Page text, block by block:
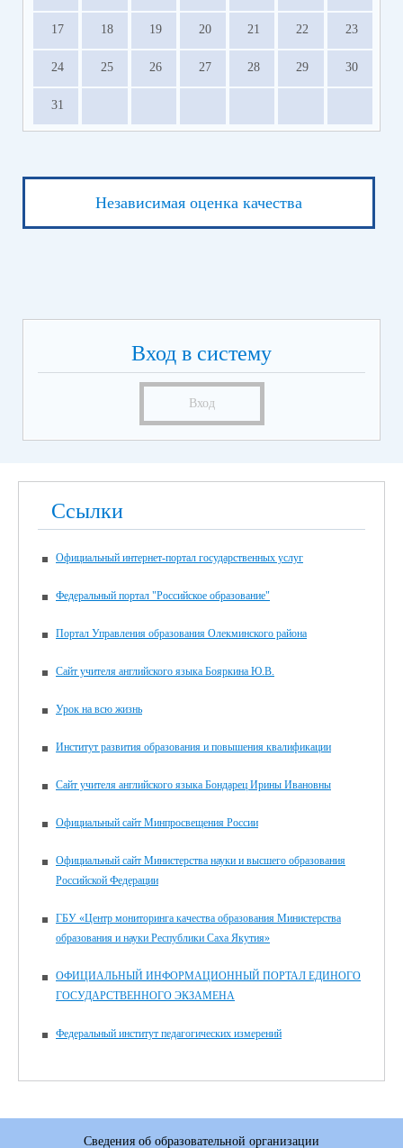
17 18 19 20 21 22 23
24 25 26 27 28 29 30
31
Независимая оценка качества
Вход в систему
Вход
Ссылки
Официальный интернет-портал государственных услуг
Федеральный портал "Российское образование"
Портал Управления образования Олекминского района
Сайт учителя английского языка Бояркина Ю.В.
Урок на всю жизнь
Институт развития образования и повышения квалификации
Сайт учителя английского языка Бондарец Ирины Ивановны
Официальный сайт Минпросвещения России
Официальный сайт Министерства науки и высшего образования
Российской Федерации
ГБУ «Центр мониторинга качества образования Министерства
образования и науки Республики Саха Якутия»
ОФИЦИАЛЬНЫЙ ИНФОРМАЦИОННЫЙ ПОРТАЛ ЕДИНОГО
ГОСУДАРСТВЕННОГО ЭКЗАМЕНА
Федеральный институт педагогических измерений
Сведения об образовательной организации